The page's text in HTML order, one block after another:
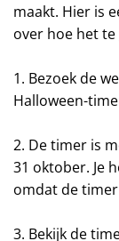
maakt. Hier is
over hoe het
1. Bezoek de
Halloween-
2. De timer is
31 oktober. Je
omdat de
3. Bekijk de